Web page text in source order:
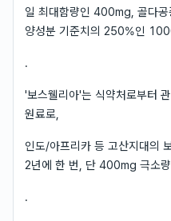
일 최대함량인 400mg, 골다공
양성분 기준치의 250%인
.
'보스웰리아'는 식약처로부터
원료로,
인도/아프리카 등 고산지대의
2년에 한 번, 단 400mg 극소
.